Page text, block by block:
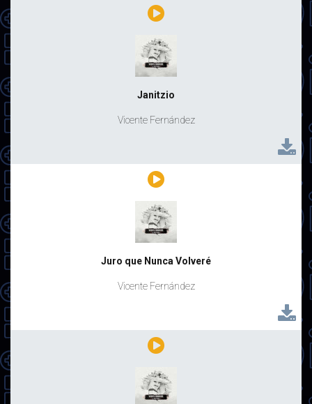
Janitzio
Vicente Fernández
Juro que Nunca Volveré
Vicente Fernández